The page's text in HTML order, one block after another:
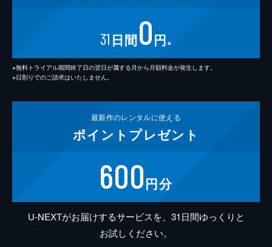
31 日間0円 ※
※無料トライアル期間終了日の翌日が属する月から月額料金が発生します。
※日割りでのご請求はいたしません。
最新作のレンタルに使える
ポイント プレゼント
600円分
U-NEXTがお届けするサービスを、31日間ゆっくりと
お試しください。